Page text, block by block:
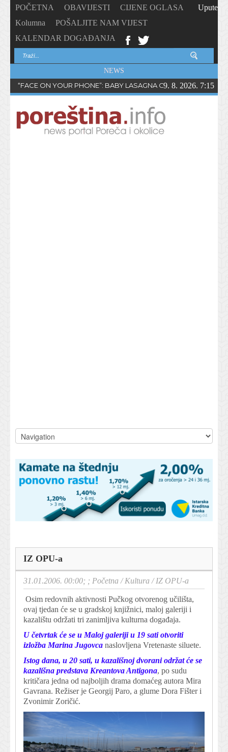
POČETNA OBAVIJESTI
CIJENE OGLASA
Kolumna
POŠALJITE NAM VIJEST
KALENDAR DOGAĐANJA
Upute
NEWS
“FACE ON YOUR PHONE”: BABY LASAGNA OBJAVIO NOVI
9. 8. 2026. 7:15
IZ OPU-a
31.01.2006. 00:00; ; Početna /Kultura /IZ OPU-a
Osim redovnih aktivnosti Pučkog otvorenog učilišta,
ovaj tjedan će se u gradskoj knjižnici, maloj galeriji i
kazalištu održati tri zanimljiva kulturna događaja.
U četvrtak će se u Maloj galeriji u 19 sati otvoriti
izložba Marina Jugovca naslovljena Vretenaste siluete.
Istog dana, u 20 sati, u kazališnoj dvorani održat će se
kazališna predstava Kreantova Antigona, po sudu
kritičara jedna od najboljih drama domaćeg autora Mira
Gavrana. Režiser je Georgij Paro, a glume Dora Fišter i
Zvonimir Zoričić.